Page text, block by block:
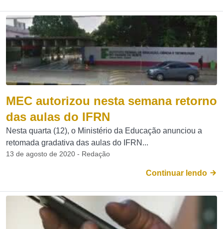
MEC autorizou nesta semana retorno
das aulas do IFRN
Nesta quarta (12), o Ministério da Educação anunciou a
retomada gradativa das aulas do IFRN...
13 de agosto de 2020 - Redação
Continuar lendo